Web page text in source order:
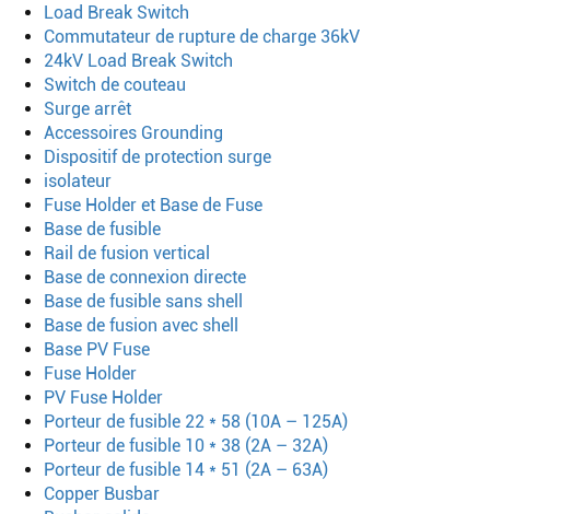
Load Break Switch
Commutateur de rupture de charge 36kV
24kV Load Break Switch
Switch de couteau
Surge arrêt
Accessoires Grounding
Dispositif de protection surge
isolateur
Fuse Holder et Base de Fuse
Base de fusible
Rail de fusion vertical
Base de connexion directe
Base de fusible sans shell
Base de fusion avec shell
Base PV Fuse
Fuse Holder
PV Fuse Holder
Porteur de fusible 22 * 58 (10A – 125A)
Porteur de fusible 10 * 38 (2A – 32A)
Porteur de fusible 14 * 51 (2A – 63A)
Copper Busbar